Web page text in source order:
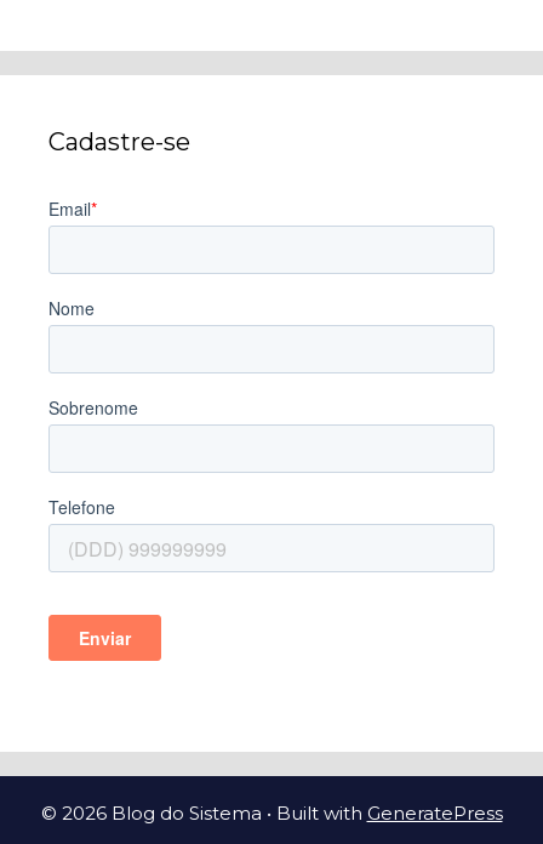
Cadastre-se
© 2026 Blog do Sistema • Built with GeneratePress